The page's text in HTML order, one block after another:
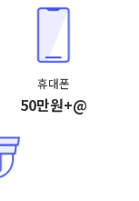
휴대폰
50만원+@